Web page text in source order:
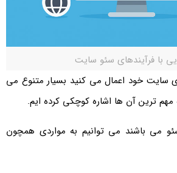
با فرآیندهای سئو سایت
سایت خود اعمال می کنید بسیار متنوع می
مهم ترین آن ها اشاره کوچکی کرده ایم.
می باشند می توانیم به مواردی همچون